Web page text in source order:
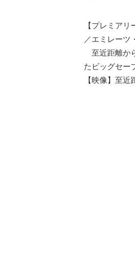
【プレミア
／エミレーツ
至近距離か
たビッグセー
【映像】至
前まで攻め
とスイス代